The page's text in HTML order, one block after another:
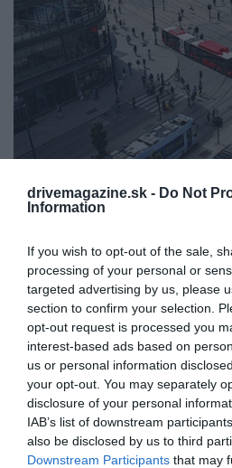
drivemagazine.sk - Do Not
Information
If you wish to opt-out of the sale,
processing of your personal or
targeted advertising by us, please
section to confirm your selection.
opt-out request is processed you
interest-based ads based on
us or personal information
your opt-out. You may separately
disclosure of your personal
IAB’s list of downstream
also be disclosed by us to third
Downstream Participants that may
ELEKTRICKÉ
V najnovšej objednávke za
kompletne nahradí flotilu
dízlových autobusov za
dokonca vyšli o 5 % lacnejšie
je ich údržba, ako aj
je to v dnešnej dobe drahých
je je aj v čase obáv z cien
Vďačí za to bohatým divokým